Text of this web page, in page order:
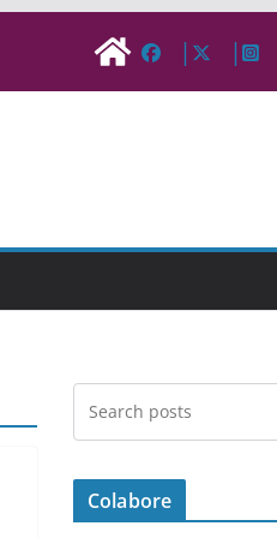
Colabore